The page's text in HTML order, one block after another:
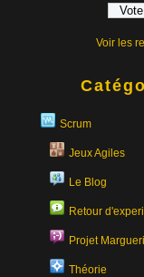
Voir les
Scrum
Jeux Agiles
Le Blog
Retour
Projet
Théorie